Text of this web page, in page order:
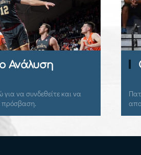
Ομιλίες Σεμιναρίων
Πατήστε εδώ για να συνδεθείτε και να
αποκτήσετε πρόσβαση.